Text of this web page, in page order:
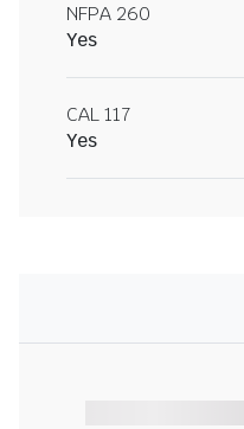
NFPA 260
Yes
CAL 117
Yes